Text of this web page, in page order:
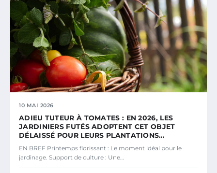
10 MAI 2026
ADIEU TUTEUR À TOMATES : EN 2026, LES
JARDINIERS FUTÉS ADOPTENT CET OBJET
DÉLAISSÉ POUR LEURS PLANTATIONS…
EN BREF Printemps florissant : Le moment idéal pour le
jardinage. Support de culture : Une…